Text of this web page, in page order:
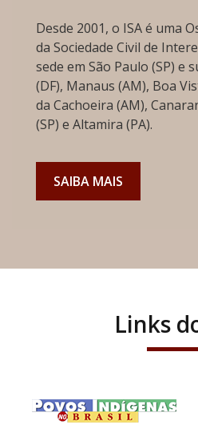
Desde 2001, o ISA é uma
da Sociedade Civil de
sede em São Paulo (SP) e
(DF), Manaus (AM), Boa
da Cachoeira (AM),
(SP) e Altamira (PA).
SAIBA MAIS
Links